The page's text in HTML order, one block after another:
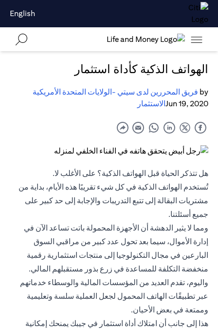
English
الهواتف الذكية كأداة استثمار
by فريق المحررين لدى سيتي -الولايات المتحدة الأمريكية
Jun 19, 2020الاستثمار
هل تتذكر الحياة قبل الهواتف الذكية؟ على الأغلب لا.
تُستخدم الهواتف الذكية في كل شيء تقريبًا هذه الأيام، بداية من
مشتريات البقالة إلى تتبع التدريبات والإجابة إلى حد كبير على
جميع أسئلتنا.
ومما لا يثير الدهشة أن الأجهزة المحمولة باتت تساعد الآن في
إدارة الأموال، سيما بعد تحول عدد كبير من مراقبي السوق
البارعين في مجال التكنولوجيا إلى منتجات استثمارية رقمية
منخفضة التكلفة للمساعدة في زرع بذور مستقبلهم المالي.
واليوم، تقدم العديد من المؤسسات المالية والوسطاء خدماتهم
عبر تطبيقًات الهاتف المحمول لجعل العملية سلسة وتعليمية
وممتعة في بعض الأحيان.
هذا إلى جانب أن امتلاك أداة استثمار في جيبك يمنحك إمكانية